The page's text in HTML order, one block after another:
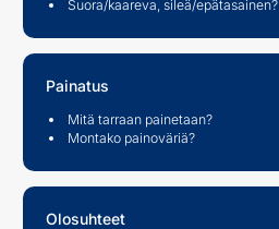
Suora/kaareva, sileä/epätasainen?
Painatus
Mitä tarraan painetaan?
Montako painoväriä?
Olosuhteet